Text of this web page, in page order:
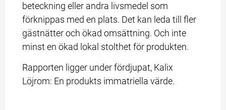
beteckning eller andra livsmedel som
förknippas med en plats. Det kan leda till fler
gästnätter och ökad omsättning. Och inte
minst en ökad lokal stolthet för produkten.
Rapporten ligger under fördjupat, Kalix
Löjrom: En produkts immatriella värde.